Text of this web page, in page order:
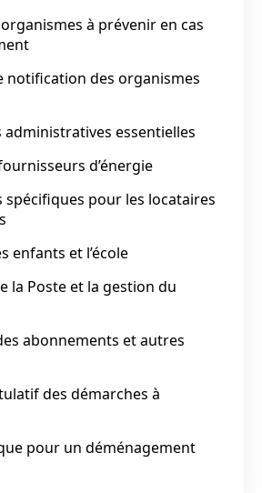
à prévenir en cas
notification des organismes
administratives essentielles
d’énergie
spécifiques pour les locataires
enfants et l’école
la Poste et la gestion du
abonnements et autres
des démarches à
pour un déménagement